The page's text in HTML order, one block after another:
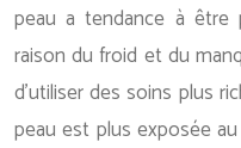
peau a tendance à être
raison du froid et du
d’utiliser des soins plus
peau est plus exposée